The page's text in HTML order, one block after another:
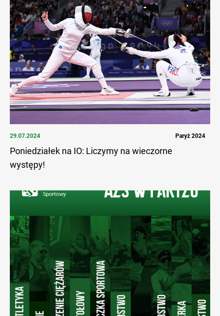
29.07.2024 Paryż 2024
Poniedziałek na IO: Liczymy na wieczorne
występy!